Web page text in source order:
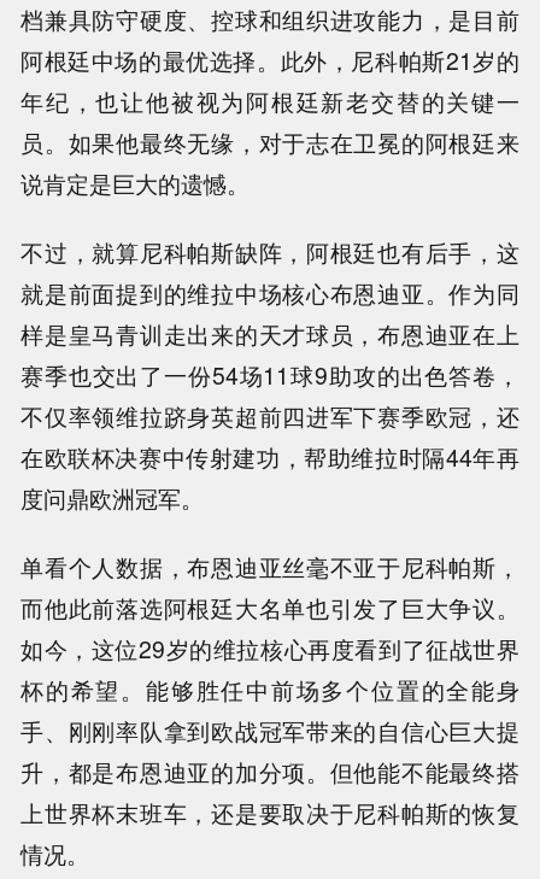
档兼具防守硬度、控球和组织进攻能力，是目前
阿根廷中场的最优选择。此外，尼科帕斯21岁的
年纪，也让他被视为阿根廷新老交替的关键一
员。如果他最终无缘，对于志在卫冕的阿根廷来
说肯定是巨大的遗憾。
不过，就算尼科帕斯缺阵，阿根廷也有后手，这
就是前面提到的维拉中场核心布恩迪亚。作为同
样是皇马青训走出来的天才球员，布恩迪亚在上
赛季也交出了一份54场11球9助攻的出色答卷，
不仅率领维拉跻身英超前四进军下赛季欧冠，还
在欧联杯决赛中传射建功，帮助维拉时隔44年再
度问鼎欧洲冠军。
单看个人数据，布恩迪亚丝毫不亚于尼科帕斯，
而他此前落选阿根廷大名单也引发了巨大争议。
如今，这位29岁的维拉核心再度看到了征战世界
杯的希望。能够胜任中前场多个位置的全能身
手、刚刚率队拿到欧战冠军带来的自信心巨大提
升，都是布恩迪亚的加分项。但他能不能最终搭
上世界杯末班车，还是要取决于尼科帕斯的恢复
情况。